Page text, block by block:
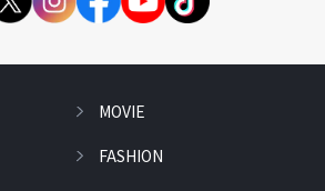
MOVIE
FASHION